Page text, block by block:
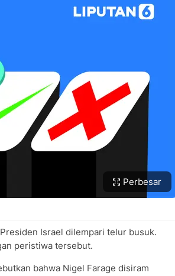
Perbesar
Israel dilempari telur busuk.
peristiwa tersebut.
bahwa Nigel Farage disiram